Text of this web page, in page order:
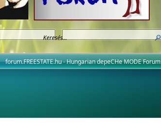
forum.FREESTATE.hu - Hungarian depeCHe MODE Forum